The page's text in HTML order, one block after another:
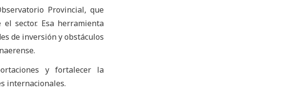
Provincial, que
sector. Esa herramienta
de inversión y obstáculos
y fortalecer la
internacionales.